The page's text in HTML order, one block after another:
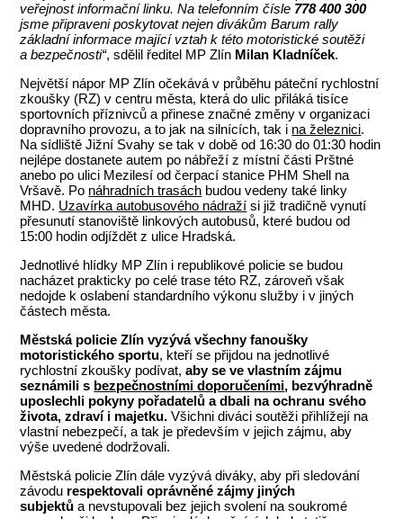
veřejnost informační linku. Na telefonním čísle 778 400 300
jsme připraveni poskytovat nejen divákům Barum rally
základní informace mající vztah k této motoristické soutěži
a bezpečnosti“, sdělil ředitel MP Zlín Milan Kladníček.
Největší nápor MP Zlín očekává v průběhu páteční rychlostní
zkoušky (RZ) v centru města, která do ulic přiláká tisíce
sportovních příznivců a přinese značné změny v organizaci
dopravního provozu, a to jak na silnících, tak i na železnici.
Na sídliště Jižní Svahy se tak v době od 16:30 do 01:30 hodin
nejlépe dostanete autem po nábřeží z místní části Prštné
anebo po ulici Mezilesí od čerpací stanice PHM Shell na
Vršavě. Po náhradních trasách budou vedeny také linky
MHD. Uzavírka autobusového nádraží si již tradičně vynutí
přesunutí stanoviště linkových autobusů, které budou od
15:00 hodin odjíždět z ulice Hradská.
Jednotlivé hlídky MP Zlín i republikové policie se budou
nacházet prakticky po celé trase této RZ, zároveň však
nedojde k oslabení standardního výkonu služby i v jiných
částech města.
Městská policie Zlín vyzývá všechny fanoušky
motoristického sportu, kteří se přijdou na jednotlivé
rychlostní zkoušky podívat,aby se ve vlastním zájmu
seznámili s bezpečnostními doporučeními, bezvýhradně
uposlechli pokyny pořadatelů a dbali na ochranu svého
života, zdraví i majetku. Všichni diváci soutěži přihlížejí na
vlastní nebezpečí, a tak je především v jejich zájmu, aby
výše uvedené dodržovali.
Městská policie Zlín dále vyzývá diváky, aby při sledování
závodu respektovali oprávněné zájmy jiných
subjektů a nevstupovali bez jejich svolení na soukromé